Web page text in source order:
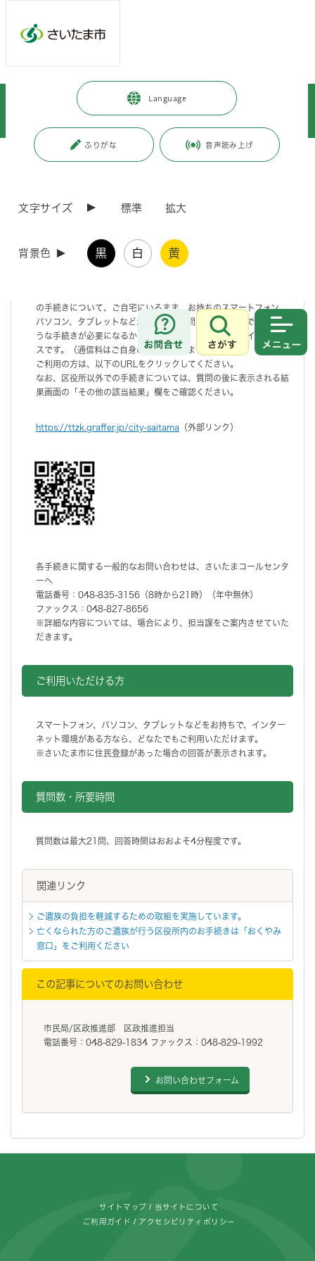
Language
ふりがな 音声読み上げ
文字サイズ 標準 拡大
背景色 黒 白 黄
お問合せ
さがす
人生のできごと > 死亡・相続 戸籍などの届出
ご遺族のためのツール「おくやみ手続きガイドサービス」をご利用いただけ
更新日付：2023年12月27日 / ページ番号：C085027
ビス」をご利用いただけます。
おくやみ手続きガイドサービスとは
の手続きについて、ご自宅にいるまま、お持ちのスマートフォン、
パソコン、タブレットなどから簡単な質問に答えることで、どのよ
うな手続きが必要になるかをご案内する、無料のオンラインサービ
スです。（通信料はご自身の負担となります。）
ご利用の方は、以下のURLをクリックしてください。
なお、区役所以外での手続きについては、質問の後に表示される結
果画面の「その他の該当結果」欄をご確認ください。
https://ttzk.graffer.jp/city-saitama （外部リンク）
各手続きに関する一般的なお問い合わせは、さいたまコールセンタ
ーへ
電話番号：048-835-3156（8時から21時）（年中無休）
ファックス：048-827-8656
※詳細な内容については、場合により、担当課をご案内させていた
だきます。
ご利用いただける方
スマートフォン、パソコン、タブレットなどをお持ちで、インター
ネット環境がある方なら、どなたでもご利用いただけます。
※さいたま市に住民登録があった場合の回答が表示されます。
質問数・所要時間
質問数は最大21問、回答時間はおおよそ4分程度です。
関連リンク
ご遺族の負担を軽減するための取組を実施しています。
亡くなられた方のご遺族が行う区役所内のお手続きは「おくやみ
窓口」をご利用ください
この記事についてのお問い合わせ
市民局/区政推進部 区政推進担当
電話番号：048-829-1834 ファックス：048-829-1992
お問い合わせフォーム
サイトマップ 当サイトについて
ご利用ガイド アクセシビリティポリシー